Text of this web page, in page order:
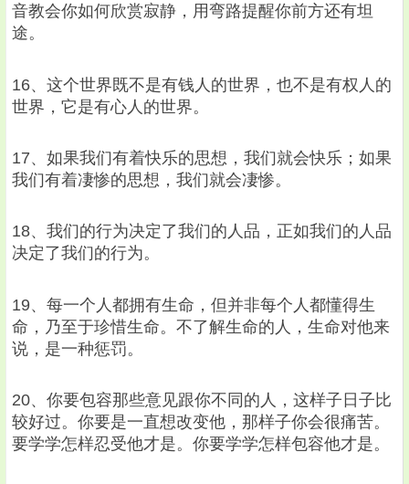
音教会你如何欣赏寂静，用弯路提醒你前方还有坦
途。
16、这个世界既不是有钱人的世界，也不是有权人的
世界，它是有心人的世界。
17、如果我们有着快乐的思想，我们就会快乐；如果
我们有着凄惨的思想，我们就会凄惨。
18、我们的行为决定了我们的人品，正如我们的人品
决定了我们的行为。
19、每一个人都拥有生命，但并非每个人都懂得生
命，乃至于珍惜生命。不了解生命的人，生命对他来
说，是一种惩罚。
20、你要包容那些意见跟你不同的人，这样子日子比
较好过。你要是一直想改变他，那样子你会很痛苦。
要学学怎样忍受他才是。你要学学怎样包容他才是。